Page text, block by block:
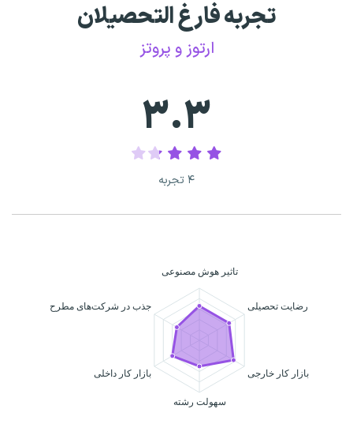
تجربه فارغ التحصیلان
ارتوز و پروتز
۳.۳
۴ تجربه